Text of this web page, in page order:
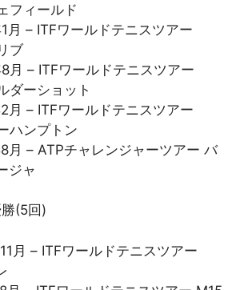
フィールド
月 – ITFワールドテニスツアー
ブ
月 – ITFワールドテニスツアー
ダーショット
月 – ITFワールドテニスツアー
ハンプトン
月 – ATPチャレンジャーツアー バ
ジャ
(5回)
月 – ITFワールドテニスツアー